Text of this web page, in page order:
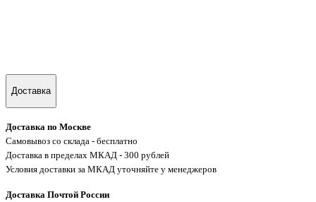
Доставка
Доставка по Москве
Самовывоз со склада - бесплатно
Доставка в пределах МКАД - 300 рублей
Условия доставки за МКАД уточняйте у менеджеров
Доставка Почтой России